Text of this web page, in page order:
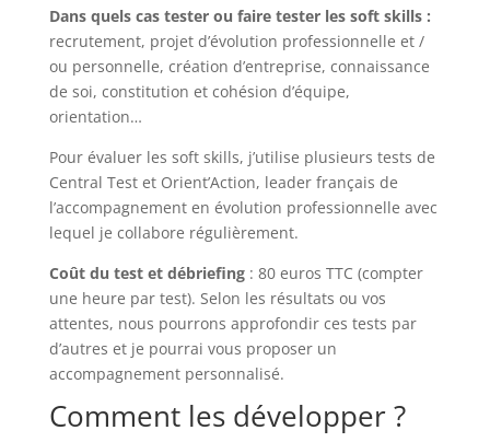
Dans quels cas tester ou faire tester les soft skills :
recrutement, projet d’évolution professionnelle et /
ou personnelle, création d’entreprise, connaissance
de soi, constitution et cohésion d’équipe,
orientation…
Pour évaluer les soft skills, j’utilise plusieurs tests de
Central Test et Orient’Action, leader français de
l’accompagnement en évolution professionnelle avec
lequel je collabore régulièrement.
Coût du test et débriefing: 80 euros TTC (compter
une heure par test). Selon les résultats ou vos
attentes, nous pourrons approfondir ces tests par
d’autres et je pourrai vous proposer un
accompagnement personnalisé.
Comment les développer ?